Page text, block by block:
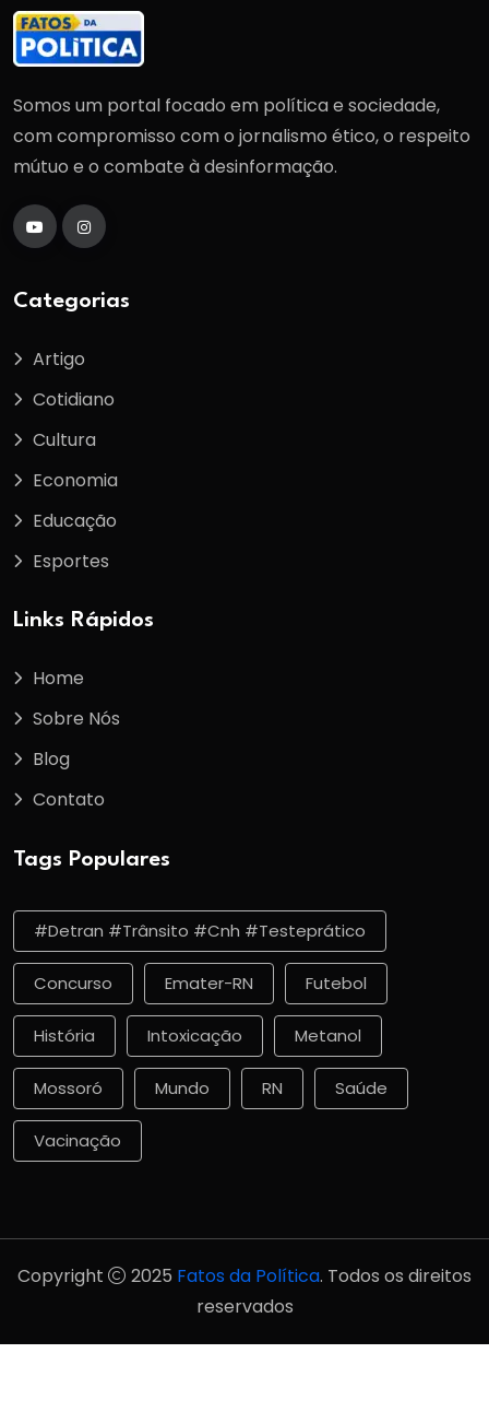
Somos um portal focado em política e sociedade,
com compromisso com o jornalismo ético, o respeito
mútuo e o combate à desinformação.
Categorias
Artigo
Cotidiano
Cultura
Economia
Educação
Esportes
Links Rápidos
Home
Sobre Nós
Blog
Contato
Tags Populares
#detran #trânsito #cnh #testeprático
Concurso Emater-RN Futebol
História Intoxicação Metanol
Mossoró Mundo RN Saúde
Vacinação
Copyright 2025 Fatos da Política. Todos os direitos
reservados